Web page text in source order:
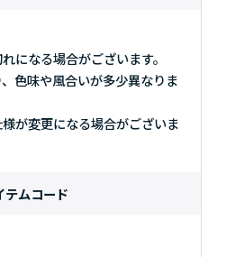
になる場合がございます。
色味や風合いが多少異なりま
が変更になる場合がございま
テムコード